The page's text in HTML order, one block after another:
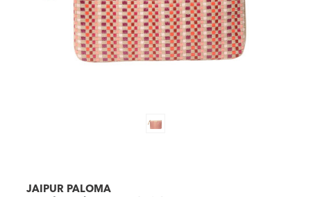
JAIPUR PALOMA